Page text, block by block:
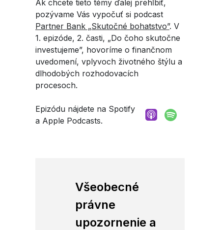
Ak chcete tieto témy ďalej prehĺbiť,
pozývame Vás vypočuť si podcast
Partner Bank „Skutočné bohatstvo”. V
1. epizóde, 2. časti, „Do čoho skutočne
investujeme”, hovoríme o finančnom
uvedomení, vplyvoch životného štýlu a
dlhodobých rozhodovacích
procesoch.
Epizódu nájdete na Spotify
a Apple Podcasts.
Všeobecné
právne
upozornenie a